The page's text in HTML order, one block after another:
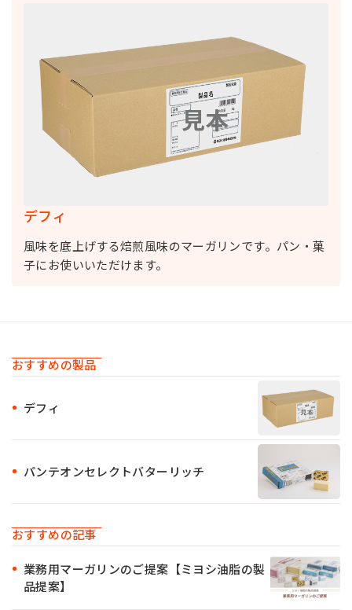
デフィ
風味を底上げする焙煎風味のマーガリンです。パン・菓
子にお使いいただけます。
おすすめの製品
デフィ
パンテオンセレクトバターリッチ
おすすめの記事
業務用マーガリンのご提案【ミヨシ油脂の製
品提案】